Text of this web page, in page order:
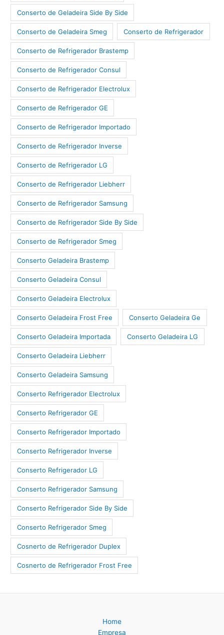
Conserto de Geladeira Side By Side
Conserto de Geladeira Smeg Conserto de Refrigerador
Conserto de Refrigerador Brastemp
Conserto de Refrigerador Consul
Conserto de Refrigerador Electrolux
Conserto de Refrigerador GE
Conserto de Refrigerador Importado
Conserto de Refrigerador Inverse
Conserto de Refrigerador LG
Conserto de Refrigerador Liebherr
Conserto de Refrigerador Samsung
Conserto de Refrigerador Side By Side
Conserto de Refrigerador Smeg
Conserto Geladeira Brastemp
Conserto Geladeira Consul
Conserto Geladeira Electrolux
Conserto Geladeira Frost Free Conserto Geladeira Ge
Conserto Geladeira Importada Conserto Geladeira LG
Conserto Geladeira Liebherr
Conserto Geladeira Samsung
Conserto Refrigerador Electrolux
Conserto Refrigerador GE
Conserto Refrigerador Importado
Conserto Refrigerador Inverse
Conserto Refrigerador LG
Conserto Refrigerador Samsung
Conserto Refrigerador Side By Side
Conserto Refrigerador Smeg
Cosnerto de Refrigerador Duplex
Cosnerto de Refrigerador Frost Free
Home
Empresa